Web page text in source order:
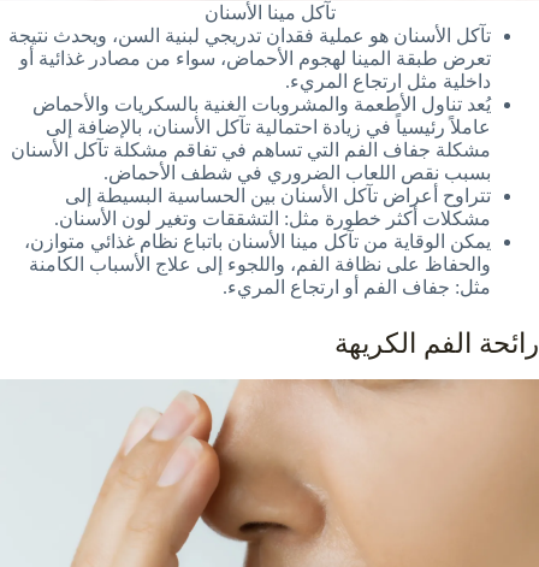
تآكل مينا الأسنان
تآكل الأسنان هو عملية فقدان تدريجي لبنية السن، ويحدث نتيجة
تعرض طبقة المينا لهجوم الأحماض، سواء من مصادر غذائية أو
داخلية مثل ارتجاع المريء.
يُعد تناول الأطعمة والمشروبات الغنية بالسكريات والأحماض
عاملاً رئيسياً في زيادة احتمالية تآكل الأسنان، بالإضافة إلى
مشكلة جفاف الفم التي تساهم في تفاقم مشكلة تآكل الأسنان
بسبب نقص اللعاب الضروري في شطف الأحماض.
تتراوح أعراض تآكل الأسنان بين الحساسية البسيطة إلى
مشكلات أكثر خطورة مثل: التشققات وتغير لون الأسنان.
يمكن الوقاية من تآكل مينا الأسنان باتباع نظام غذائي متوازن،
والحفاظ على نظافة الفم، واللجوء إلى علاج الأسباب الكامنة
مثل: جفاف الفم أو ارتجاع المريء.
رائحة الفم الكريهة